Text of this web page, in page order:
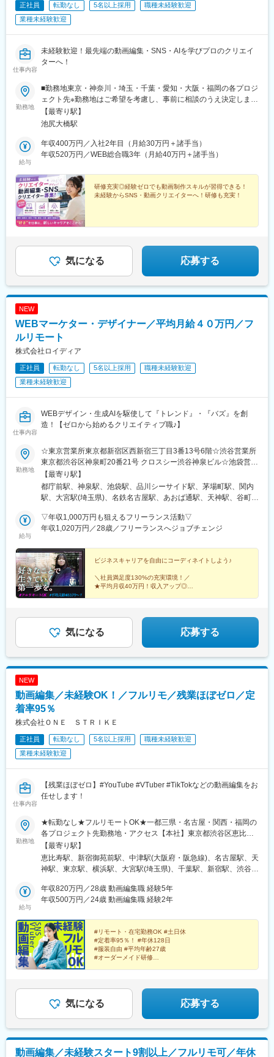
正社員 転勤なし 5名以上採用
職種未経験歓迎
業種未経験歓迎
仕事内容
未経験歓迎！最先端の動画編集・SNS・AIを学びプロのクリエイ
ターへ！
勤務地
■勤務地東京・神奈川・埼玉・千葉・愛知・大阪・福岡の各プロジ
ェクト先※勤務地はご希望を考慮し、事前に相談のうえ決定しま
す。※ご自宅から通勤しやすいエリアへ配属します。※転居を伴う
転勤はありません。■本社東京都目黒区大橋2-24-1-803（東急田園
【最寄り駅】
池尻大橋駅
給与
年収400万円／入社2年目（月給30万円＋諸手当）
年収520万円／WEB総合職3年（月給40万円＋諸手当）
研修充実◎経験ゼロでも動画制作スキルが習得できる！
未経験からSNS・動画クリエイターへ！研修も充実！
気になる 応募する
NEW
WEBマーケター・デザイナー／平均月給４０万円／フ
ルリモート
株式会社ロイディア
正社員 転勤なし 5名以上採用
職種未経験歓迎
業種未経験歓迎
仕事内容
WEBデザイン・生成AIを駆使して『トレンド』・『バズ』を創
造！【ゼロから始めるクリエイティブ職♪】
勤務地
☆東京営業所東京都新宿区西新宿三丁目3番13号6階☆渋谷営業所
東京都渋谷区神泉町20番21号 クロスシー渋谷神泉ビル☆池袋営業
所東京都豊島区西池袋2-36-10 ACN池袋ビル5F☆品川スタジオ東
京都品川区東品川4-12-6 品川シーサイドキャナルタワー4F☆日本
橋スタジオ東京都中央区日本橋茅場町2-8-1 BRICK GATE 茅場町
濱関内3F☆埼玉営業所埼玉県さいたま市大宮区桜木町1-378☆名
古屋営業所愛知県名古屋市中村区名駅南1-11-12 Kinjiro名駅
イナHDビル谷町5F☆仙台営業所宮城県仙台市青葉区中央2-2-30
日興ビル3F☆福岡営業所福岡県福岡市中央区天神4-6-28 いちご天
神ノースビル7F☆沖縄スタジオ沖縄県那覇市久茂地3丁目26-32
YSCビル2F☆札幌スタジオ北海道札幌市北区北10条西3-23-1 THE
PEAK SAPPORO1F
【最寄り駅】
都庁前駅、神泉駅、池袋駅、品川シーサイド駅、茅場町駅、関内
駅、大宮駅(埼玉県)、名鉄名古屋駅、あおば通駅、天神駅、谷町四
駅、青物横丁駅、日本橋駅(東京都)、馬車道駅、国際センター駅、
広瀬通駅、西鉄福岡駅、谷町六丁目駅、県庁前駅(沖縄県)、札幌
台駅(地下鉄)、中洲川端駅、松屋町駅、北１３条東駅
給与
▽年収1,000万円も狙えるフリーランス活動▽
年収1,020万円／28歳／フリーランスへジョブチェンジ
ビジネスキャリアを自由にコーディネイトしよう♪
＼社員満足度130%の充実環境！／
★平均月収40万円！収入アップ◎
★手厚い研修制度で未経験でも安心！
気になる 応募する
NEW
動画編集／未経験OK！／フルリモ／残業ほぼゼロ／定
着率95％
株式会社ＯＮＥ ＳＴＲＩＫＥ
正社員 転勤なし 5名以上採用
職種未経験歓迎
業種未経験歓迎
仕事内容
【残業ほぼゼロ】#YouTube #VTuber #TikTokなどの動画編集をお
任せします！
勤務地
★転勤なし★フルリモートOK★一都三県・名古屋・関西・福岡の
各プロジェクト先勤務地・アクセス【本社】東京都渋谷区恵比寿
西2-8-4 EX恵比寿西ビル5FJR山手線、埼京線、湘南新宿ライン、
東京メトロ日比谷線「恵比寿駅」より徒歩6分東急東横線「代官山
駅」より徒歩6分【新宿支社】東京都新宿区富久町16-15 新宿MY
線、副都心線「新宿三丁目駅」より徒歩8分【大阪支社】大阪府大
阪市北区大深町6-38JR各線「大阪駅」より徒歩7分大阪メトロ御
分【名古屋支社】愛知県名古屋市西区牛島町6-1 名古屋ルーセン
トタワー各線「名古屋駅」徒歩5分【福岡支社】福岡県福岡市中央
区天神1-14-18福岡市営地下鉄空港線「天神駅」直結七隈線「天神
南駅」徒歩5分西鉄天神大牟田線「西鉄福岡（天神）駅」徒歩6分
◎受動喫煙対策あり：オフィス内禁煙
【最寄り駅】
恵比寿駅、新宿御苑前駅、中津駅(大阪府・阪急線)、名古屋駅、天
神駅、東京駅、横浜駅、大宮駅(埼玉県)、千葉駅、新宿駅、渋谷
木駅、北千住駅、高田馬場駅、西船橋駅、新大阪駅、淀屋橋駅、
北浜駅(大阪府)、堺筋本町駅、心斎橋駅、なんば駅(地下鉄)、京橋
線)、中之島駅、南森町駅、千里中央駅(大阪モノレール)、虎ノ門
駅、みなとみらい駅、さいたま新都心駅、浜松町駅、赤坂見附
駅、永田町駅、有楽町駅、金山駅(愛知県)、栄駅(愛知県)、代官山
駅、新宿三丁目駅、大阪梅田駅(阪急線)、亀島駅、西鉄福岡駅、新
高島駅、京成千葉駅、新宿駅(東京メトロ)、神泉駅、東池袋駅、北
田駅、京成西船駅、東淀川駅、大江橋駅、なにわ橋駅、四ツ橋
駅、ＪＲ難波駅、大阪城北詰駅、天王寺駅前駅、福島駅(大阪府・
阪神線)、新福島駅、大阪天満宮駅、千里中央駅(北大阪急行)、本
給与
年収820万円／28歳 動画編集職 経験5年
年収500万円／24歳 動画編集職 経験2年
#リモート・在宅勤務OK #土日休
#定着率95％！ #年休128日
#服装自由 #平均年齢27歳
#オーダーメイド研修
気になる 応募する
動画編集／未経験スタート9割以上／フルリモ可／年休